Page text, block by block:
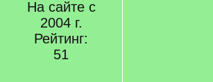
На сайте с
2004 г.
Рейтинг:
51